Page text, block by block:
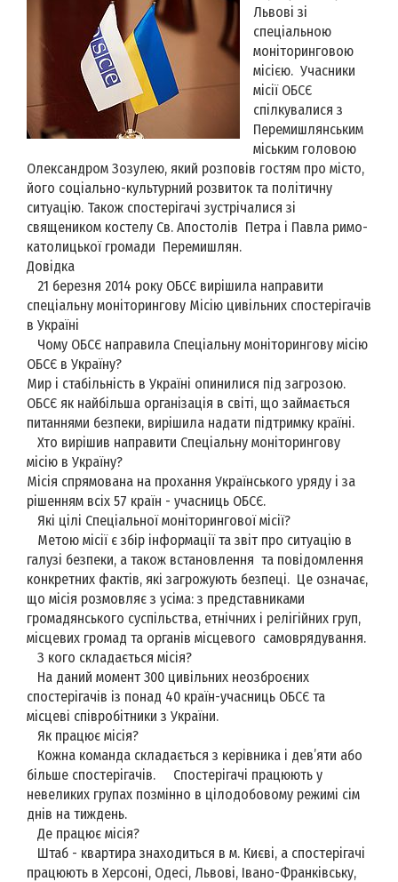
Львові зі
спеціальною
моніторинговою
місією. Учасники
місії ОБСЄ
спілкувалися з
Перемишлянським
міським головою
Олександром Зозулею, який розповів гостям про місто,
його соціально-культурний розвиток та політичну
ситуацію. Також спостерігачі зустрічалися зі
священиком костелу Св. Апостолів Петра і Павла римо-
католицької громади Перемишлян.
Довідка
21 березня 2014 року ОБСЄ вирішила направити
спеціальну моніторингову Місію цивільних спостерігачів
в Україні
Чому ОБСЄ направила Спеціальну моніторингову місію
ОБСЄ в Україну?
Мир і стабільність в Україні опинилися під загрозою.
ОБСЄ як найбільша організація в світі, що займається
питаннями безпеки, вирішила надати підтримку країні.
Хто вирішив направити Спеціальну моніторингову
місію в Україну?
Місія спрямована на прохання Українського уряду і за
рішенням всіх 57 країн - учасниць ОБСЄ.
Які цілі Спеціальної моніторингової місії?
Метою місії є збір інформації та звіт про ситуацію в
галузі безпеки, а також встановлення та повідомлення
конкретних фактів, які загрожують безпеці. Це означає,
що місія розмовляє з усіма: з представниками
громадянського суспільства, етнічних і релігійних груп,
місцевих громад та органів місцевого самоврядування.
З кого складається місія?
На даний момент 300 цивільних неозброєних
спостерігачів із понад 40 країн-учасниць ОБСЄ та
місцеві співробітники з України.
Як працює місія?
Кожна команда складається з керівника і дев’яти або
більше спостерігачів. Спостерігачі працюють у
невеликих групах позмінно в цілодобовому режимі сім
днів на тиждень.
Де працює місія?
Штаб - квартира знаходиться в м. Києві, а спостерігачі
працюють в Херсоні, Одесі, Львові, Івано-Франківську,